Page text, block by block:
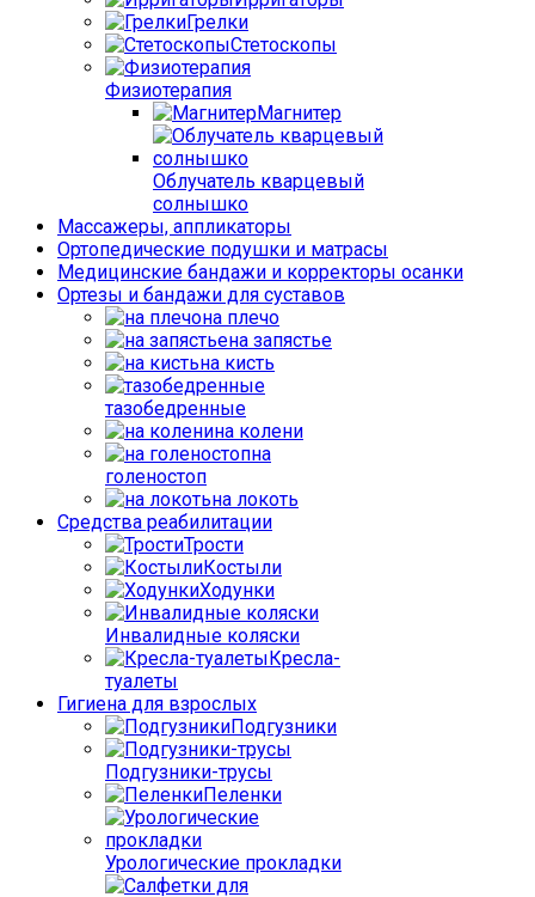
Грелки
Стетоскопы
Физиотерапия
Магнитер
Облучатель кварцевый
солнышко
Массажеры, аппликаторы
Ортопедические подушки и матрасы
Медицинские бандажи и корректоры осанки
Ортезы и бандажи для суставов
на плечо
на запястье
на кисть
тазобедренные
на колени
на
голеностоп
на локоть
Средства реабилитации
Трости
Костыли
Ходунки
Инвалидные коляски
Кресла-
туалеты
Гигиена для взрослых
Подгузники
Подгузники-трусы
Пеленки
Урологические прокладки